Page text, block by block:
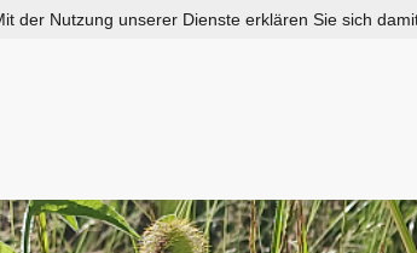
der Nutzung unserer Dienste erklären Sie sich